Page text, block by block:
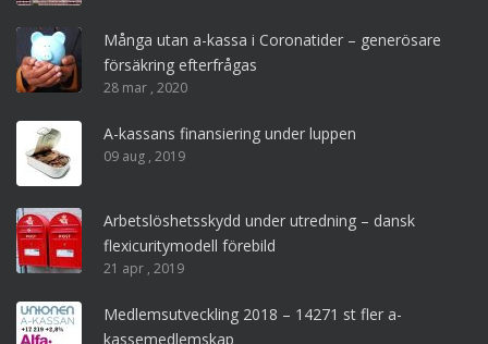
Många utan a-kassa i Coronatider – generösare
försäkring efterfrågas
28 mar , 2020
A-kassans finansiering under luppen
09 aug , 2019
Arbetslöshetsskydd under utredning – dansk
flexicuritymodell förebild
21 apr , 2019
Medlemsutveckling 2018 – 14271 st fler a-
kassemedlemskap